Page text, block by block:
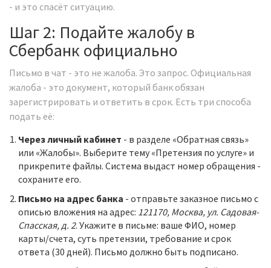
- и это спасёт ситуацию.
Шаг 2: Подайте жалобу в
Сбербанк официально
Письмо в чат - это не жалоба. Это запрос. Официальная
жалоба - это документ, который банк обязан
зарегистрировать и ответить в срок. Есть три способа
подать её:
Через личный кабинет - в разделе «Обратная связь»
или «Жалобы». Выберите тему «Претензия по услуге» и
прикрепите файлы. Система выдаст номер обращения -
сохраните его.
Письмо на адрес банка - отправьте заказное письмо с
описью вложения на адрес: 121170, Москва, ул. Садовая-
Спасская, д. 2. Укажите в письме: ваше ФИО, номер
карты/счета, суть претензии, требование и срок
ответа (30 дней). Письмо должно быть подписано.